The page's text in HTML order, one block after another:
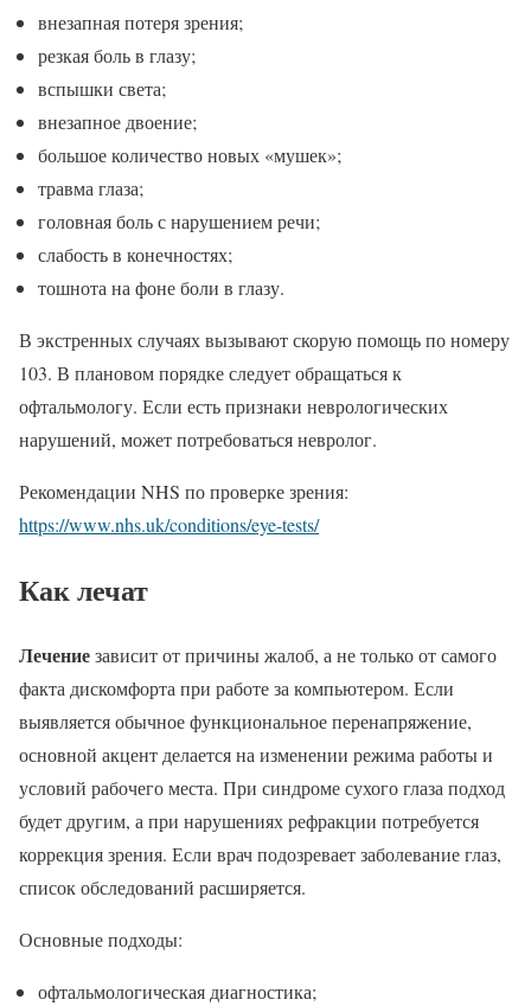
внезапная потеря зрения;
резкая боль в глазу;
вспышки света;
внезапное двоение;
большое количество новых «мушек»;
травма глаза;
головная боль с нарушением речи;
слабость в конечностях;
тошнота на фоне боли в глазу.
В экстренных случаях вызывают скорую помощь по номеру
103. В плановом порядке следует обращаться к
офтальмологу. Если есть признаки неврологических
нарушений, может потребоваться невролог.
Рекомендации NHS по проверке зрения:
https://www.nhs.uk/conditions/eye-tests/
Как лечат
Лечениезависит от причины жалоб, а не только от самого
факта дискомфорта при работе за компьютером. Если
выявляется обычное функциональное перенапряжение,
основной акцент делается на изменении режима работы и
условий рабочего места. При синдроме сухого глаза подход
будет другим, а при нарушениях рефракции потребуется
коррекция зрения. Если врач подозревает заболевание глаз,
список обследований расширяется.
Основные подходы:
офтальмологическая диагностика;